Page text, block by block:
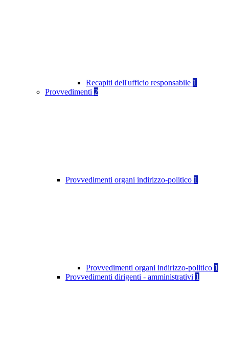
Recapiti dell'ufficio responsabile 1
Provvedimenti 2
Provvedimenti organi indirizzo-politico 1
Provvedimenti organi indirizzo-politico 1
Provvedimenti dirigenti - amministrativi 1